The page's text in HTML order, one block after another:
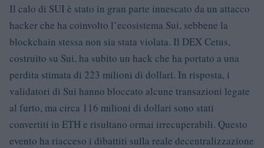
Il calo di SUI è stato in gran parte innescato da un attacco
hacker che ha coinvolto l’ecosistema Sui, sebbene la
blockchain stessa non sia stata violata. Il DEX Cetus,
costruito su Sui, ha subito un hack che ha portato a una
perdita stimata di 223 milioni di dollari. In risposta, i
validatori di Sui hanno bloccato alcune transazioni legate
al furto, ma circa 116 milioni di dollari sono stati
convertiti in ETH e risultano ormai irrecuperabili. Questo
evento ha riacceso i dibattiti sulla reale decentralizzazione